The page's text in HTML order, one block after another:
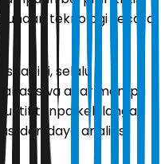
teknologi secara
ini, selalu
agar mampu
tanpa kehilangan
dan daya analitis